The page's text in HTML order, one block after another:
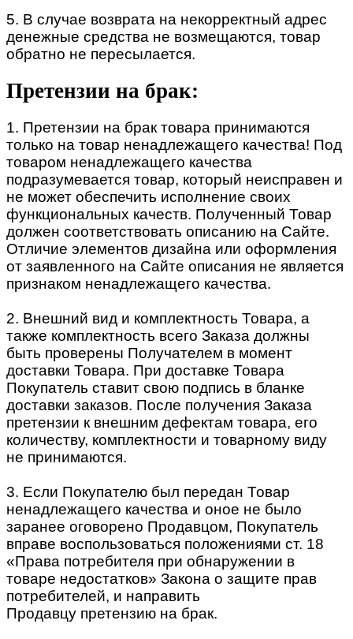
5. В случае возврата на некорректный адрес
денежные средства не возмещаются, товар
обратно не пересылается.
Претензии на брак:
1. Претензии на брак товара принимаются
только на товар ненадлежащего качества! Под
товаром ненадлежащего качества
подразумевается товар, который неисправен и
не может обеспечить исполнение своих
функциональных качеств. Полученный Товар
должен соответствовать описанию на Сайте.
Отличие элементов дизайна или оформления
от заявленного на Сайте описания не является
признаком ненадлежащего качества.
2. Внешний вид и комплектность Товара, а
также комплектность всего Заказа должны
быть проверены Получателем в момент
доставки Товара. При доставке Товара
Покупатель ставит свою подпись в бланке
доставки заказов. После получения Заказа
претензии к внешним дефектам товара, его
количеству, комплектности и товарному виду
не принимаются.
3. Если Покупателю был передан Товар
ненадлежащего качества и оное не было
заранее оговорено Продавцом, Покупатель
вправе воспользоваться положениями ст. 18
«Права потребителя при обнаружении в
товаре недостатков» Закона о защите прав
потребителей, и направить
Продавцу претензию на брак.